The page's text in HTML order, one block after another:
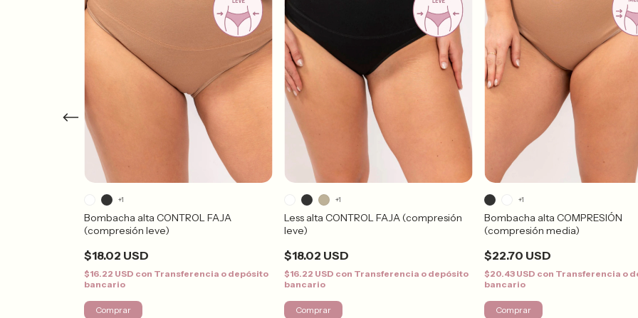
Bombacha alta CONTROL FAJA
(compresión leve)
$18.02 USD
$16.22 USD con Transferencia o depósito
bancario
+1
Comprar
Less alta CONTROL FAJA (compresión
leve)
$18.02 USD
$16.22 USD con Transferencia o depósito
bancario
+1
Comprar
Bombacha alta COMPRESIÓN
(compresión media)
$22.70 USD
$20.43 USD con Transferencia o
bancario
+1
Comprar